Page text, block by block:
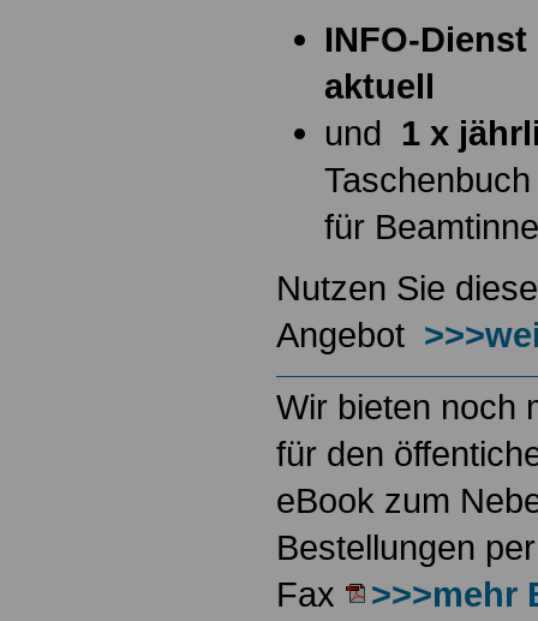
INFO-
aktuell
und 1 x
Taschenbuch
für
Nutzen Sie
Angebot
Wir bieten noch
für den
eBook zum
Bestellungen
Fax
>>>mehr